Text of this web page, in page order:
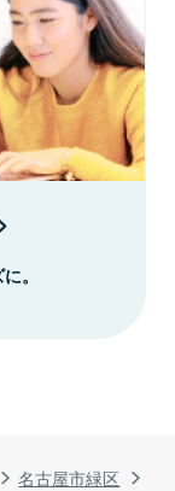
名古屋市緑区
。